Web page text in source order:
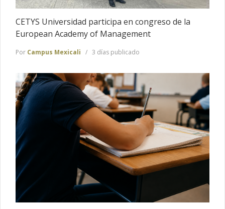
CETYS Universidad participa en congreso de la
European Academy of Management
Por Campus Mexicali 3 días publicado